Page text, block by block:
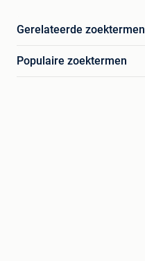
Gerelateerde zoektermen
Populaire zoektermen